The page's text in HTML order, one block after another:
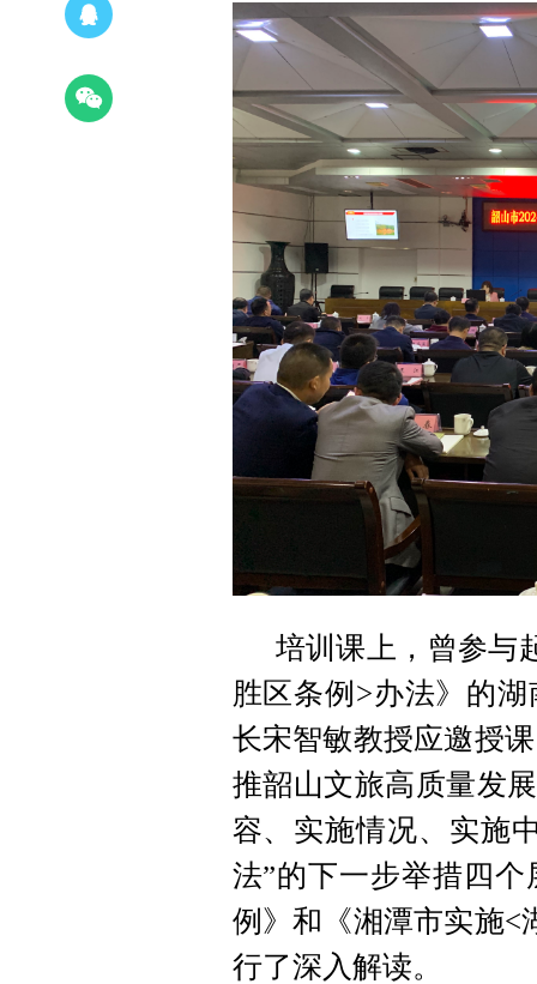
培训课上，曾参与
胜区条例>办法》的
长宋智敏教授应邀授
推韶山文旅高质量发
容、实施情况、实施
法”的下一步举措四
例》和《湘潭市实施<
行了深入解读。